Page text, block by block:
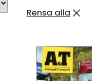
Rensa alla